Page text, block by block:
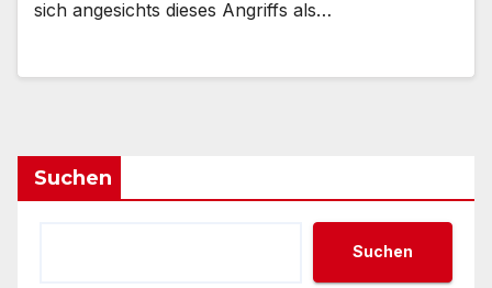
sich angesichts dieses Angriffs als…
Suchen
Suchen